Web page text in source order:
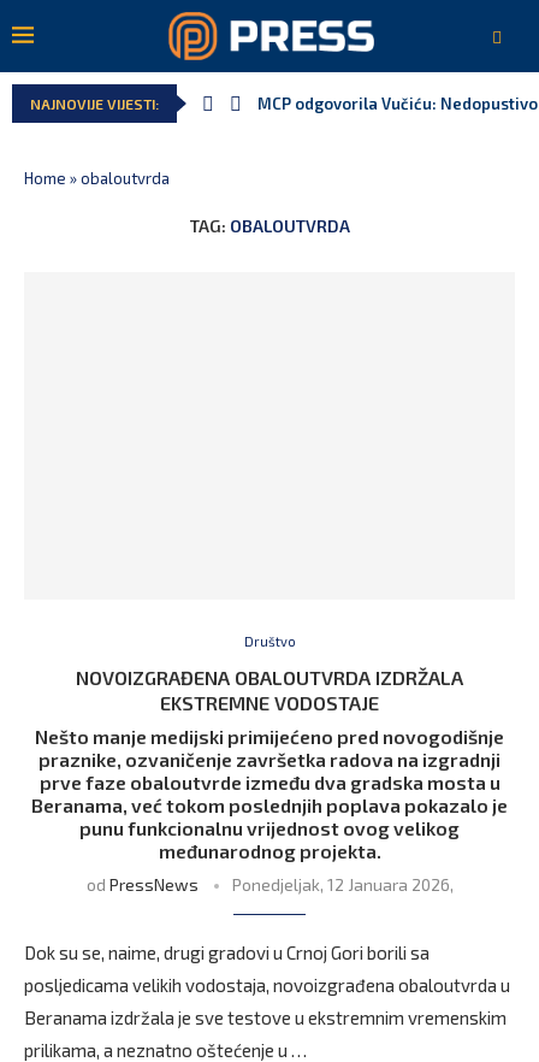
NAJNOVIJE VIJESTI: MCP odgovorila Vučiću:
Home »obaloutvrda
TAG: OBALOUTVRDA
Društvo
NOVOIZGRAĐENA OBALOUTVRDA IZDRŽALA
EKSTREMNE VODOSTAJE
Nešto manje medijski primijećeno pred novogodišnje
praznike, ozvaničenje završetka radova na izgradnji
prve faze obaloutvrde između dva gradska mosta u
Beranama, već tokom poslednjih poplava pokazalo je
punu funkcionalnu vrijednost ovog velikog
međunarodnog projekta.
od PressNews Ponedjeljak, 12 Januara 2026,
Dok su se, naime, drugi gradovi u Crnoj Gori borili sa
posljedicama velikih vodostaja, novoizgrađena obaloutvrda u
Beranama izdržala je sve testove u ekstremnim vremenskim
prilikama, a neznatno oštećenje u …